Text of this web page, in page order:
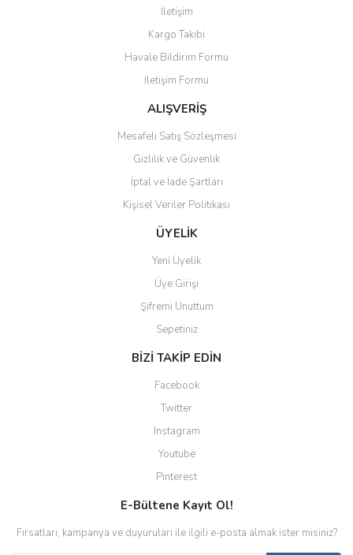
Gönder
İletişim
Kargo Takibi
Havale Bildirim Formu
İletişim Formu
ALIŞVERİŞ
Mesafeli Satış Sözleşmesi
Gizlilik ve Güvenlik
İptal ve İade Şartları
Kişisel Veriler Politikası
ÜYELİK
Yeni Üyelik
Üye Girişi
Şifremi Unuttum
Sepetiniz
BİZİ TAKİP EDİN
Facebook
Twitter
Instagram
Youtube
Pinterest
E-Bültene Kayıt Ol!
Fırsatları, kampanya ve duyuruları ile ilgili e-posta almak ister misiniz?